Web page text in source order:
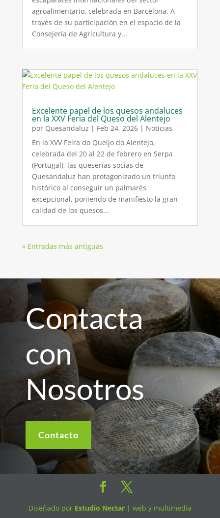
agroalimentario, celebrada en Barcelona. A
través de su participación en el espacio de la
Consejería de Agricultura y...
Excelente papel de los quesos andaluces
en la XXV Feria del Queso del Alentejo
por Quesandaluz | Feb 24, 2026| Noticias
En la XVV Feira do Queijo do Alentejo,
celebrada del 20 al 22 de febrero en Serpa
(Portugal), las queserías socias de
Quesandaluz han protagonizado un triunfo
histórico al conseguir un palmarés
excepcional, poniendo de manifiesto la gran
calidad de los quesos...
« Entradas más antiguas
Contacta
con
Nosotros
Contacto
Diseñado porEstudio Nectar| web y multimedia